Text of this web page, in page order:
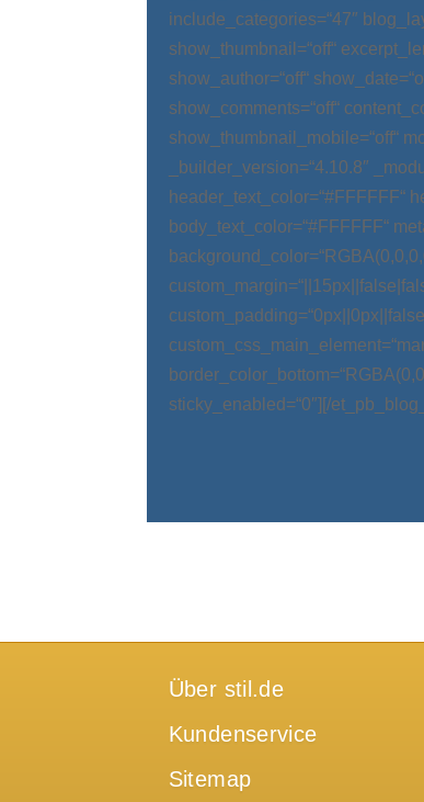
include_categories=“47″
show_thumbnail=“off“
show_author=“off“
show_comments=“off“
show_thumbnail_mobile=“off“
_builder_version=“4.10.8″
header_text_color=“#FFFFFF“
body_text_color=“#FFFFFF“
sticky_enabled=“0″][/
Über stil.de
Kundenservice
Sitemap